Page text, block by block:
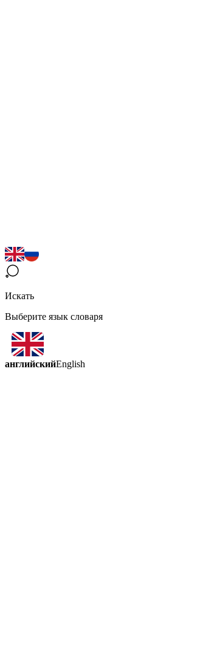
Искать
Выберите язык словаря
английскийEnglish